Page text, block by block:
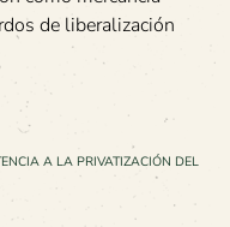
de liberalización
A LA PRIVATIZACIÓN DEL